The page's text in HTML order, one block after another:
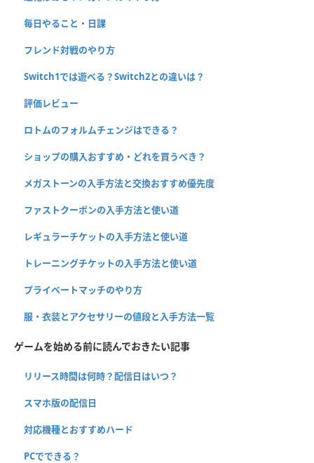
毎日やること・日課
フレンド対戦のやり方
Switch1では遊べる？Switch2との違いは？
評価レビュー
ロトムのフォルムチェンジはできる？
ショップの購入おすすめ・どれを買うべき？
メガストーンの入手方法と交換おすすめ優先度
ファストクーポンの入手方法と使い道
レギュラーチケットの入手方法と使い道
トレーニングチケットの入手方法と使い道
プライベートマッチのやり方
服・衣装とアクセサリーの値段と入手方法一覧
ゲームを始める前に読んでおきたい記事
リリース時間は何時？配信日はいつ？
スマホ版の配信日
対応機種とおすすめハード
PCでできる？